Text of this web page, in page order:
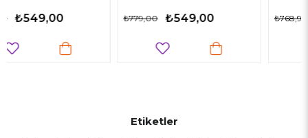
₺779,00 ₺504,90
₺768,90
Etiketler